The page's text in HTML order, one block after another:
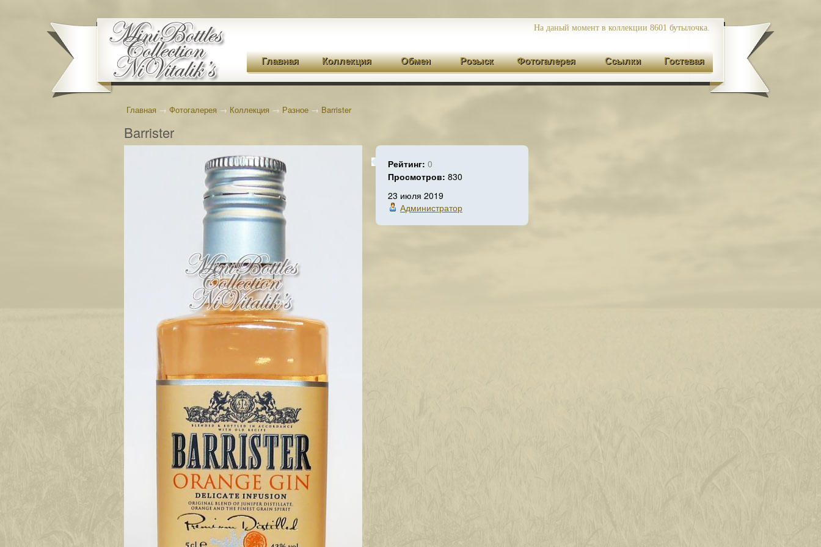
На даный момент в коллекции 8601 бутылочка.
Главная Коллекция Обмен Розыск Фотогалерея Ссылки Гостевая
Главная → Фотогалерея → Коллекция → Разное → Barrister
Barrister
Рейтинг: 0
Просмотров: 830
23 июля 2019
Администратор